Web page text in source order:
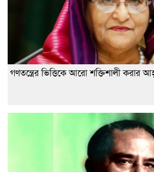
গণতন্ত্রের ভিত্তিকে আরো শক্তিশালী করার